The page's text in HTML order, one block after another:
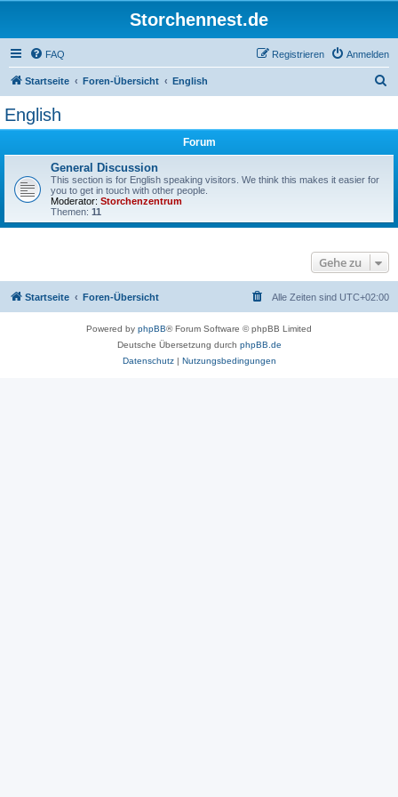
Storchennest.de
FAQ Anmelden
Registrieren
Startseite Foren-Übersicht English
English
Forum
General Discussion
This section is for English speaking visitors. We think this makes it easier for
you to get in touch with other people.
Moderator: Storchenzentrum
Themen: 11
Gehe zu
Startseite Foren-Übersicht Alle Zeiten sind UTC+02:00
Powered by phpBB® Forum Software © phpBB Limited
Deutsche Übersetzung durch phpBB.de
Datenschutz| Nutzungsbedingungen